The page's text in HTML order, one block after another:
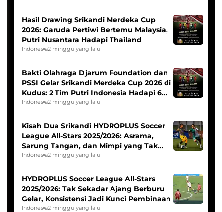
Hasil Drawing Srikandi Merdeka Cup
2026: Garuda Pertiwi Bertemu Malaysia,
Putri Nusantara Hadapi Thailand
Indonesia2 minggu yang lalu
Bakti Olahraga Djarum Foundation dan
PSSI Gelar Srikandi Merdeka Cup 2026 di
Kudus: 2 Tim Putri Indonesia Hadapi 6
Tim Asia
Indonesia2 minggu yang lalu
Kisah Dua Srikandi HYDROPLUS Soccer
League All-Stars 2025/2026: Asrama,
Sarung Tangan, dan Mimpi yang Tak
Pernah Padam
Indonesia2 minggu yang lalu
HYDROPLUS Soccer League All-Stars
2025/2026: Tak Sekadar Ajang Berburu
Gelar, Konsistensi Jadi Kunci Pembinaan
Indonesia2 minggu yang lalu